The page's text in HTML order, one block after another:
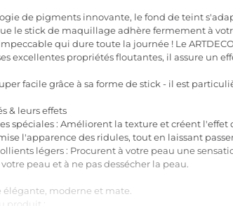
de pigments innovante, le fond de teint
le stick de maquillage adhère fermement à
qui dure toute la journée ! Le
excellentes propriétés floutantes, il assure un
facile grâce à sa forme de stick - il est
& leurs effets
spéciales : Améliorent la texture et créent
l'apparence des ridules, tout en laissant
légers : Procurent à votre peau une
peau et à ne pas dessécher la peau.
moderne et mate.